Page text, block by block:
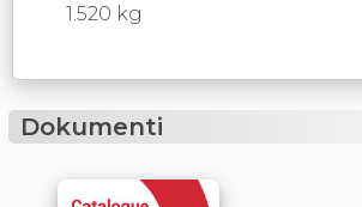
1.520 kg
Dokumenti